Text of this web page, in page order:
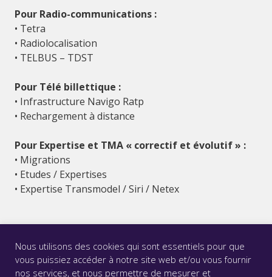
Pour Radio-communications :
• Tetra
• Radiolocalisation
• TELBUS – TDST
Pour Télé billettique :
• Infrastructure Navigo Ratp
• Rechargement à distance
Pour Expertise et TMA « correctif et évolutif » :
• Migrations
• Etudes / Expertises
• Expertise Transmodel / Siri / Netex
Nous utilisons des cookies qui sont essentiels pour que
vous puissiez accéder à notre site web et/ou vous fournir
nos services, et nous permettre de mesurer et